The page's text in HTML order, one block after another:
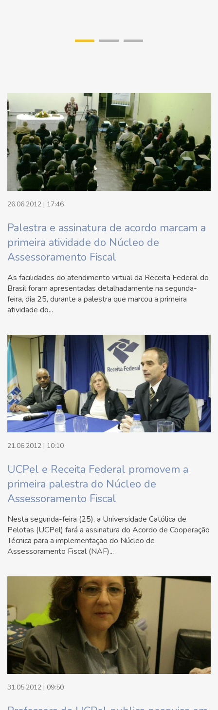
26.06.2012 | 17:46
Palestra e assinatura de acordo marcam a
primeira atividade do Núcleo de
Assessoramento Fiscal
As facilidades do atendimento virtual da Receita Federal do
Brasil foram apresentadas detalhadamente na segunda-
feira, dia 25, durante a palestra que marcou a primeira
atividade do...
21.06.2012 | 10:10
UCPel e Receita Federal promovem a
primeira palestra do Núcleo de
Assessoramento Fiscal
Nesta segunda-feira (25), a Universidade Católica de
Pelotas (UCPel) fará a assinatura do Acordo de Cooperação
Técnica para a implementação do Núcleo de
Assessoramento Fiscal (NAF)...
31.05.2012 | 09:50